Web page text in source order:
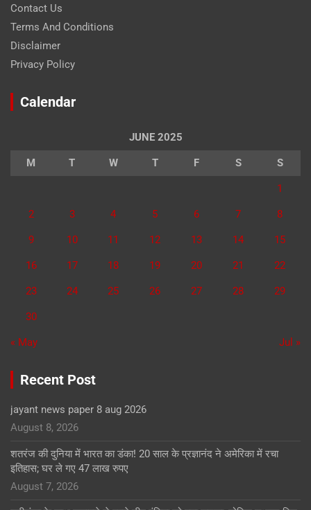
Contact Us
Terms And Conditions
Disclaimer
Privacy Policy
Calendar
JUNE 2025
M T W T F S S
1
2 3 4 5 6 7 8
9 10 11 12 13 14 15
16 17 18 19 20 21 22
23 24 25 26 27 28 29
30
« May Jul »
Recent Post
jayant news paper 8 aug 2026
August 8, 2026
शतरंज की दुनिया में भारत का डंका! 20 साल के प्रज्ञानंद ने अमेरिका में रचा
इतिहास; घर ले गए 47 लाख रुपए
August 7, 2026